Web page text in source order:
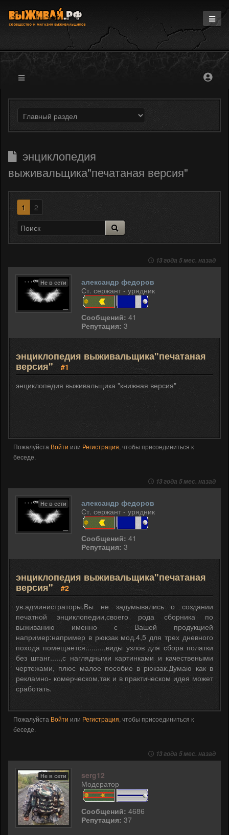
Информация
Магазин
Форум
энциклопедия
выживальщика"печатаная версия"
1 2
13 года 5 мес. назад
Не в сети
александр федоров
Ст. сержант - урядник
Сообщений: 41
Репутация: 3
энциклопедия выживальщика"печатаная
версия"
#1
энциклопедия выживальщика "книжная версия"
Пожалуйста Войти или Регистрация, чтобы присоединиться к
беседе.
13 года 5 мес. назад
Не в сети
александр федоров
Ст. сержант - урядник
Сообщений: 41
Репутация: 3
энциклопедия выживальщика"печатаная
версия"
#2
ув.администраторы,Вы не задумывались о создании
печатной энциклопедии,своего рода сборника по
выживанию именно с Вашей продукцией
например:например в рюкзак мод.4,5 для трех дневного
похода помещается.........,виды узлов для сбора полатки
без штанг.....,с наглядными картинками и качествеными
чертежами, плюс малое пособие в рюкзак.Думаю как в
рекламно- комерческом,так и в практическом идея может
сработать.
Пожалуйста Войти или Регистрация, чтобы присоединиться к
беседе.
13 года 5 мес. назад
Не в сети
serg12
Модератор
Сообщений: 4686
Репутация: 37